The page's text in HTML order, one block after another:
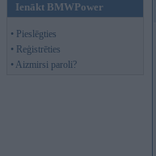
Ienākt BMWPower
• Pieslēgties
• Reģistrēties
• Aizmirsi paroli?